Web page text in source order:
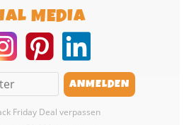
MEDIA
Friday Deal verpassen